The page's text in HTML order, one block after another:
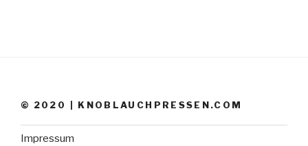
© 2020 | KNOBLAUCHPRESSEN.COM
Impressum